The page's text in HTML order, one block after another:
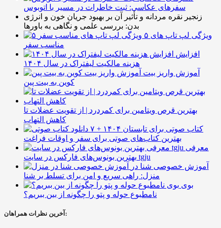
سفرهای عکاسی: ثبت خاطرات در مسیر با اتوبوس
زنجیر نقره مردانه و تأثیر آن بر بهبود جریان خون و انرژی
بدن: بررسی علمی و نگاهی به باورها
۵ ویژگی لپ تاپ های
مناسب سفر
افزایش
هزینه مالکیت لیفتراک در سال ۱۴۰۴
آموزش واریز بیت
کوین به بیت پین
بهترین قرص ویتامین برای کمردرد | از تقویت عضلات تا
کاهش التهاب
۷ کتاب صوتی برای تابستان ۱۴۰۴ +
بهترین کتاب‌های صوتی برای سفر و اوقات فراغت
معرفی
بهترین بونوس‌های فارکس در سایت tgju
آموزش خصوصی شنا در
منزل: راهی سریع و امن برای تسلط بر شنا
بوی
نامطبوع حوله و پتو را چگونه از بین ببریم؟
آخرین نظرات همراهان: